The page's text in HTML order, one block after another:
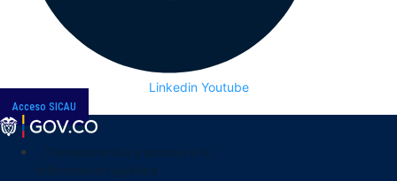
Linkedin Youtube
Acceso SICAU